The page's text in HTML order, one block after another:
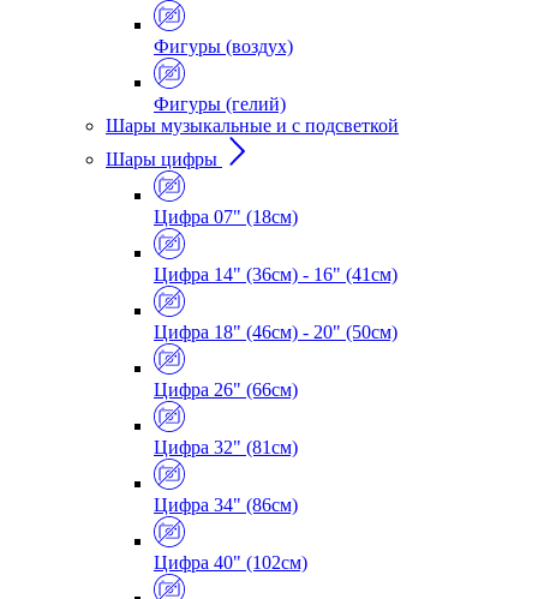
Фигуры (воздух)
Фигуры (гелий)
Шары музыкальные и с подсветкой
Шары цифры
Цифра 07" (18см)
Цифра 14" (36см) - 16" (41см)
Цифра 18" (46см) - 20" (50см)
Цифра 26" (66см)
Цифра 32" (81см)
Цифра 34" (86см)
Цифра 40" (102см)